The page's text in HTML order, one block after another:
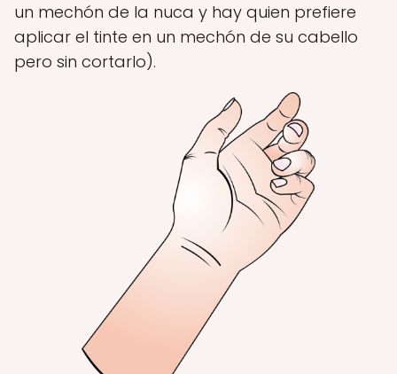
un mechón de la nuca y hay quien prefiere
aplicar el tinte en un mechón de su cabello
pero sin cortarlo).